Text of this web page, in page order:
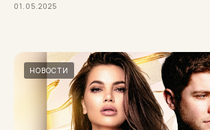
01.05.2025
НОВОСТИ